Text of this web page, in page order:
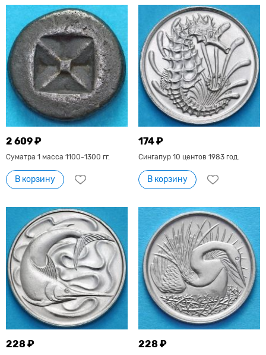
2 609 ₽
Суматра 1 масса 1100-1300 гг.
В корзину
174 ₽
Сингапур 10 центов 1983 год.
В корзину
228 ₽ 228 ₽